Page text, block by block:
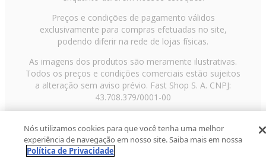
Preços e condições de pagamento válidos
exclusivamente para compras efetuadas no site,
podendo diferir na rede de lojas físicas.
As imagens dos produtos são meramente ilustrativas.
Todos os preços e condições comerciais estão sujeitos
a alteração sem aviso prévio. Fast Shop S. A. CNPJ:
43.708.379/0001-00
Paulo/SP, CEP 02029-001, Telefone: 11 3003-3728 ©
2013 Fast Shop - Todos os direitos reservadosRF
Nós utilizamos cookies para que você tenha uma melhor
experiência de navegação em nosso site. Saiba mais em nossa
Política de Privacidade